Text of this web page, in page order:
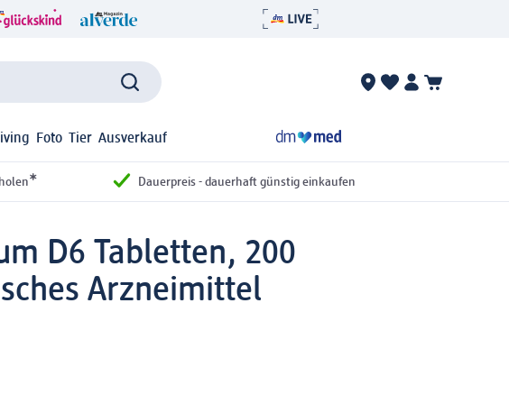
Foto Tier Ausverkauf
* Dauerpreis - dauerhaft günstig einkaufen
D6 Tabletten, 200
Arzneimittel